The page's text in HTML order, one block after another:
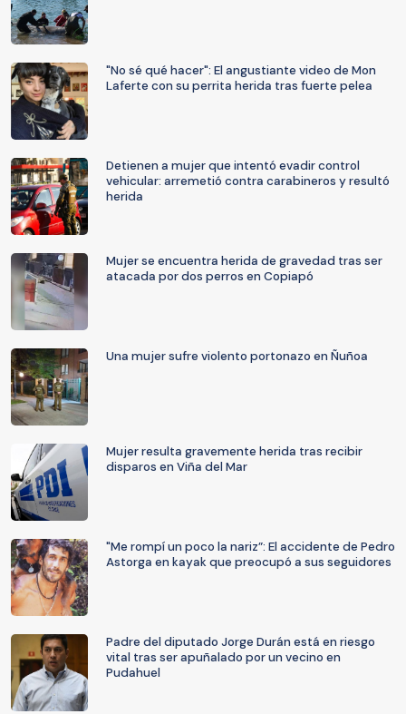
"No sé qué hacer": El angustiante video de Mon
Laferte con su perrita herida tras fuerte pelea
Detienen a mujer que intentó evadir control
vehicular: arremetió contra carabineros y resultó
herida
Mujer se encuentra herida de gravedad tras ser
atacada por dos perros en Copiapó
Una mujer sufre violento portonazo en Ñuñoa
Mujer resulta gravemente herida tras recibir
disparos en Viña del Mar
"Me rompí un poco la nariz”: El accidente de Pedro
Astorga en kayak que preocupó a sus seguidores
Padre del diputado Jorge Durán está en riesgo
vital tras ser apuñalado por un vecino en
Pudahuel